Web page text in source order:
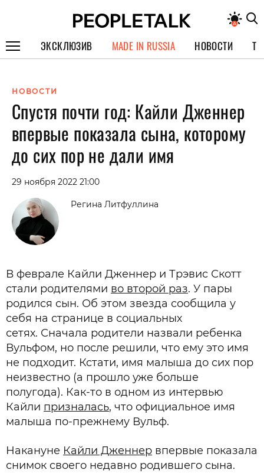
ЭКСКЛЮЗИВ
СПЕЦПРОЕКТЫ
ИНТЕРВЬЮ
ПОКОЛЕНИЕ
MADE IN RUSSIA НОВОСТИ
НОВОСТИ
Спустя почти год: Кайли Дженнер
впервые показала сына, которому
до сих пор не дали имя
29 ноября 2022 21:00
Регина Литфуллина
В феврале Кайли Дженнер и Трэвис Скотт
стали родителями во второй раз. У пары
родился сын. Об этом звезда сообщила у
себя на странице в социальных
сетях. Сначала родители назвали ребенка
Вульфом, но после решили, что ему это имя
не подходит. Кстати, имя малыша до сих пор
неизвестно (а прошло уже больше
полугода). Как-то в одном из интервью
Кайли призналась, что официальное имя
малыша по-прежнему Вульф.
Накануне Кайли Дженнер впервые показала
снимок своего недавно родившего сына.